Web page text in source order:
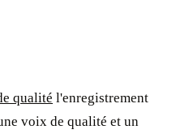
qualité l'enregistrement
voix de qualité et un